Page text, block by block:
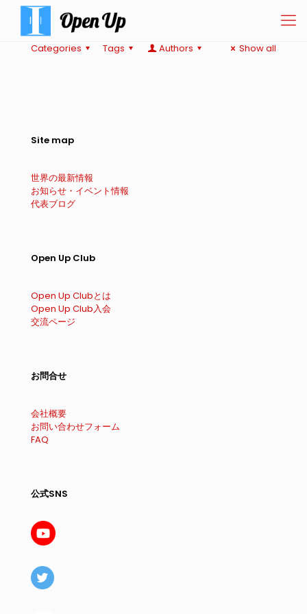
Categories Tags Authors Show all
Site map
世界の最新情報
お知らせ・イベント情報
代表ブログ
Open Up Club
Open Up Clubとは
Open Up Club入会
交流ページ
お問合せ
会社概要
お問い合わせフォーム
FAQ
公式SNS